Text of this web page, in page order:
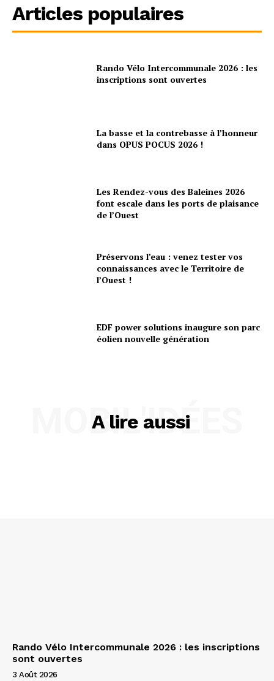
Articles populaires
Rando Vélo Intercommunale 2026 : les
inscriptions sont ouvertes
La basse et la contrebasse à l’honneur
dans OPUS POCUS 2026 !
Les Rendez-vous des Baleines 2026
font escale dans les ports de plaisance
de l’Ouest
Préservons l’eau : venez tester vos
connaissances avec le Territoire de
l’Ouest !
EDF power solutions inaugure son parc
éolien nouvelle génération
A lire aussi
MOBIL'IDÉES
Rando Vélo Intercommunale 2026 : les inscriptions
sont ouvertes
3 Août 2026